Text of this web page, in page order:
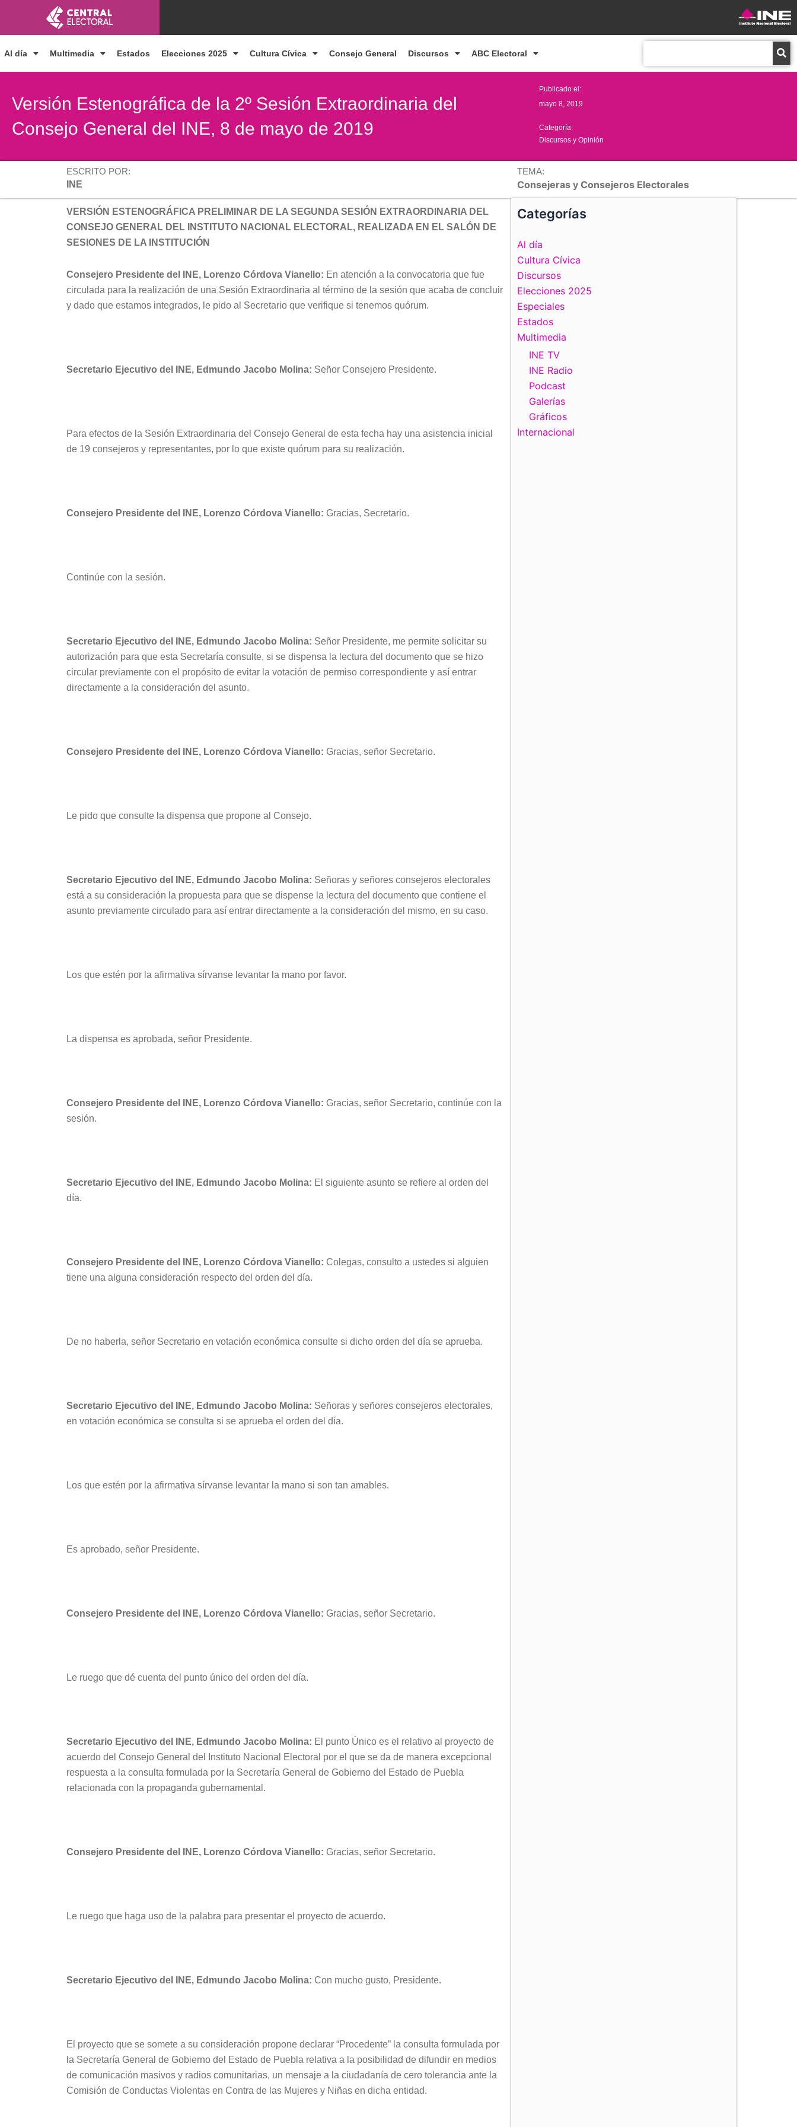
contenido
Al día Multimedia Estados Elecciones 2025 Cultura Cívica Consejo General Discursos ABC Electoral
Versión Estenográfica de la 2º Sesión Extraordinaria del
Consejo General del INE, 8 de mayo de 2019
Publicado el:
mayo 8, 2019
Categoría:
Discursos y Opinión
ESCRITO POR:
INE
TEMA:
Consejeras y Consejeros Electorales
VERSIÓN ESTENOGRÁFICA PRELIMINAR DE LA SEGUNDA SESIÓN EXTRAORDINARIA DEL
CONSEJO GENERAL DEL INSTITUTO NACIONAL ELECTORAL, REALIZADA EN EL SALÓN DE
SESIONES DE LA INSTITUCIÓN
Consejero Presidente del INE, Lorenzo Córdova Vianello: En atención a la convocatoria que fue
circulada para la realización de una Sesión Extraordinaria al término de la sesión que acaba de concluir
y dado que estamos integrados, le pido al Secretario que verifique si tenemos quórum.
Secretario Ejecutivo del INE, Edmundo Jacobo Molina: Señor Consejero Presidente.
Para efectos de la Sesión Extraordinaria del Consejo General de esta fecha hay una asistencia inicial
de 19 consejeros y representantes, por lo que existe quórum para su realización.
Consejero Presidente del INE, Lorenzo Córdova Vianello: Gracias, Secretario.
Continúe con la sesión.
Secretario Ejecutivo del INE, Edmundo Jacobo Molina: Señor Presidente, me permite solicitar su
autorización para que esta Secretaría consulte, si se dispensa la lectura del documento que se hizo
circular previamente con el propósito de evitar la votación de permiso correspondiente y así entrar
directamente a la consideración del asunto.
Consejero Presidente del INE, Lorenzo Córdova Vianello: Gracias, señor Secretario.
Le pido que consulte la dispensa que propone al Consejo.
Secretario Ejecutivo del INE, Edmundo Jacobo Molina: Señoras y señores consejeros electorales
está a su consideración la propuesta para que se dispense la lectura del documento que contiene el
asunto previamente circulado para así entrar directamente a la consideración del mismo, en su caso.
Los que estén por la afirmativa sírvanse levantar la mano por favor.
La dispensa es aprobada, señor Presidente.
Consejero Presidente del INE, Lorenzo Córdova Vianello: Gracias, señor Secretario, continúe con la
sesión.
Secretario Ejecutivo del INE, Edmundo Jacobo Molina: El siguiente asunto se refiere al orden del
día.
Consejero Presidente del INE, Lorenzo Córdova Vianello: Colegas, consulto a ustedes si alguien
tiene una alguna consideración respecto del orden del día.
De no haberla, señor Secretario en votación económica consulte si dicho orden del día se aprueba.
Secretario Ejecutivo del INE, Edmundo Jacobo Molina: Señoras y señores consejeros electorales,
en votación económica se consulta si se aprueba el orden del día.
Los que estén por la afirmativa sírvanse levantar la mano si son tan amables.
Es aprobado, señor Presidente.
Consejero Presidente del INE, Lorenzo Córdova Vianello: Gracias, señor Secretario.
Le ruego que dé cuenta del punto único del orden del día.
Secretario Ejecutivo del INE, Edmundo Jacobo Molina: El punto Único es el relativo al proyecto de
acuerdo del Consejo General del Instituto Nacional Electoral por el que se da de manera excepcional
respuesta a la consulta formulada por la Secretaría General de Gobierno del Estado de Puebla
relacionada con la propaganda gubernamental.
Consejero Presidente del INE, Lorenzo Córdova Vianello: Gracias, señor Secretario.
Le ruego que haga uso de la palabra para presentar el proyecto de acuerdo.
Secretario Ejecutivo del INE, Edmundo Jacobo Molina: Con mucho gusto, Presidente.
El proyecto que se somete a su consideración propone declarar “Procedente” la consulta formulada por
la Secretaría General de Gobierno del Estado de Puebla relativa a la posibilidad de difundir en medios
de comunicación masivos y radios comunitarias, un mensaje a la ciudadanía de cero tolerancia ante la
Comisión de Conductas Violentas en Contra de las Mujeres y Niñas en dicha entidad.
Categorías
Al día
Cultura Cívica
Discursos
Elecciones 2025
Especiales
Estados
Multimedia
INE TV
INE Radio
Podcast
Galerías
Gráficos
Internacional